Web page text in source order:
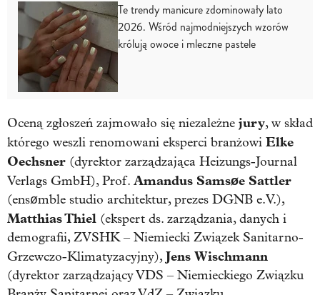
Te trendy manicure zdominowały lato
2026. Wśród najmodniejszych wzorów
królują owoce i mleczne pastele
Oceną zgłoszeń zajmowało się niezależne jury, w skład
którego weszli renomowani eksperci branżowi Elke
Oechsner (dyrektor zarządzająca Heizungs-Journal
Verlags GmbH), Prof. Amandus Samsøe Sattler
(ensømble studio architektur, prezes DGNB e.V.),
Matthias Thiel (ekspert ds. zarządzania, danych i
demografii, ZVSHK – Niemiecki Związek Sanitarno-
Grzewczo-Klimatyzacyjny),Jens Wischmann
(dyrektor zarządzający VDS – Niemieckiego Związku